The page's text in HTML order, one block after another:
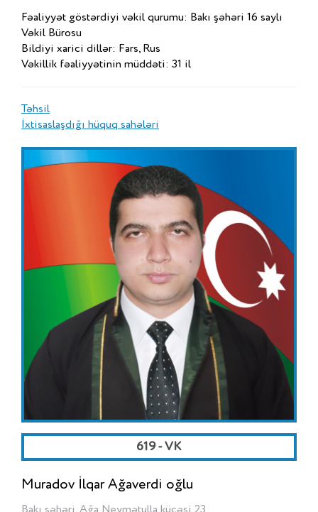
Fəaliyyət göstərdiyi vəkil qurumu: Bakı şəhəri 16 saylı
Vəkil Bürosu
Bildiyi xarici dillər: Fars, Rus
Vəkillik fəaliyyətinin müddəti: 31 il
Təhsil
İxtisaslaşdığı hüquq sahələri
619 - VK
Muradov İlqar Ağaverdi oğlu